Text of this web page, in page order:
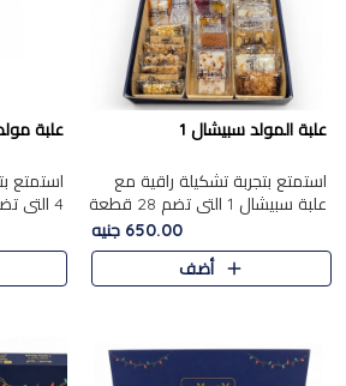
علبة المولد سبيشال 1
استمتع بتجربة تشكيلة راقية مع
علبة سبيشال 1 التي تضم 28 قطعة
من تشكيلة مختارة بعناية من أفخر
حلويات المولد المصرية الأصلية
الشرقية. تحتوي ال..
650.00 جنيه
أضف
علبة
حلويات
غنية